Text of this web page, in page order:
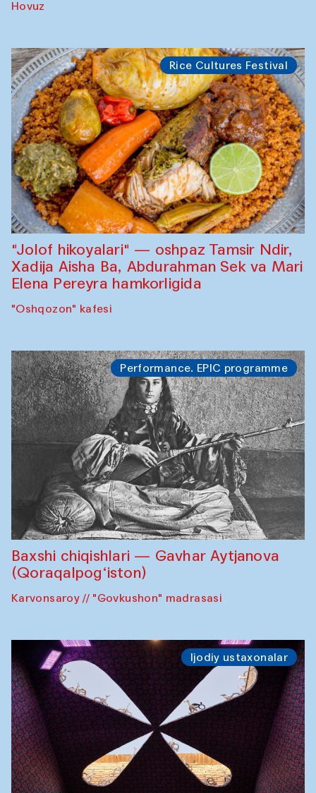
Hovuz
Rice Cultures Festival
"Jolof hikoyalari" — oshpaz Tamsir Ndir,
Xadija Aisha Ba, Abdurahman Sek va Mari
Elena Pereyra hamkorligida
"Oshqozon" kafesi
Performance. EPIC programme
Baxshi chiqishlari — Gavhar Aytjanova
(Qoraqalpog‘iston)
Karvonsaroy // "Govkushon" madrasasi
Ijodiy ustaxonalar